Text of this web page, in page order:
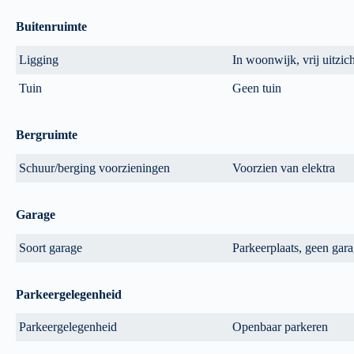
Buitenruimte
Ligging In woonwijk, vrij
Tuin Geen tuin
Bergruimte
Schuur/berging voorzieningen Voorzien van elektra
Garage
Soort garage Parkeerplaats, geen
Parkeergelegenheid
Parkeergelegenheid Openbaar parkeren